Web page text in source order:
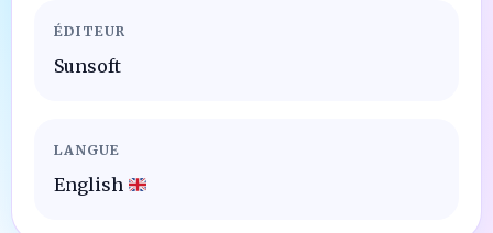
ÉDITEUR
Sunsoft
LANGUE
English